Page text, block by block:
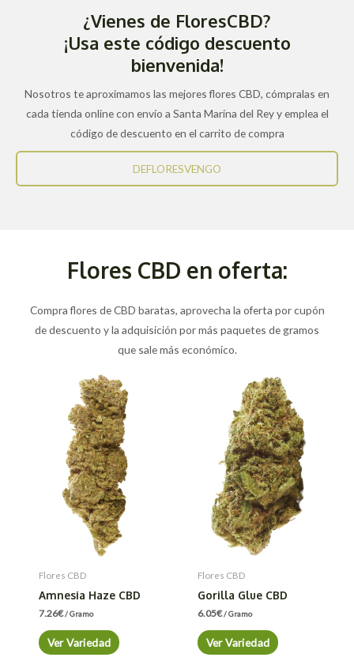
¿Vienes de FloresCBD?
¡Usa este código descuento
bienvenida!
Nosotros te aproximamos las mejores flores CBD, cómpralas en
cada tienda online con envío a Santa Marina del Rey y emplea el
código de descuento en el carrito de compra
DEFLORESVENGO
Flores CBD en oferta:
Compra flores de CBD baratas, aprovecha la oferta por cupón
de descuento y la adquisición por más paquetes de gramos
que sale más económico.
Flores CBD
Amnesia Haze CBD
7.26€/ Gramo
Ver Variedad
Flores CBD
Gorilla Glue CBD
6.05€/ Gramo
Ver Variedad